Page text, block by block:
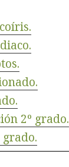
2º grado.
grado.